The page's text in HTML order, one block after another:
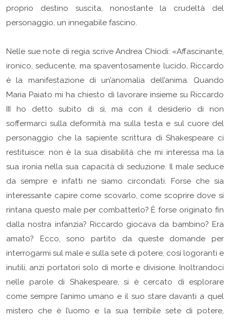
proprio destino suscita, nonostante la crudeltà del
personaggio, un innegabile fascino.
Nelle sue note di regia scrive Andrea Chiodi: «Affascinante,
ironico, seducente, ma spaventosamente lucido, Riccardo
è la manifestazione di un’anomalia dell’anima. Quando
Maria Paiato mi ha chiesto di lavorare insieme su Riccardo
III ho detto subito di sì, ma con il desiderio di non
soffermarci sulla deformità ma sulla testa e sul cuore del
personaggio che la sapiente scrittura di Shakespeare ci
restituisce: non è la sua disabilità che mi interessa ma la
sua ironia nella sua capacità di seduzione. Il male seduce
da sempre e infatti ne siamo circondati. Forse che sia
interessante capire come scovarlo, come scoprire dove si
rintana questo male per combatterlo? È forse originato fin
dalla nostra infanzia? Riccardo giocava da bambino? Era
amato? Ecco, sono partito da queste domande per
interrogarmi sul male e sulla sete di potere, così logoranti e
inutili, anzi portatori solo di morte e divisione. Inoltrandoci
nelle parole di Shakespeare, si è cercato di esplorare
come sempre l’animo umano e il suo stare davanti a quel
mistero che è l’uomo e la sua terribile sete di potere,